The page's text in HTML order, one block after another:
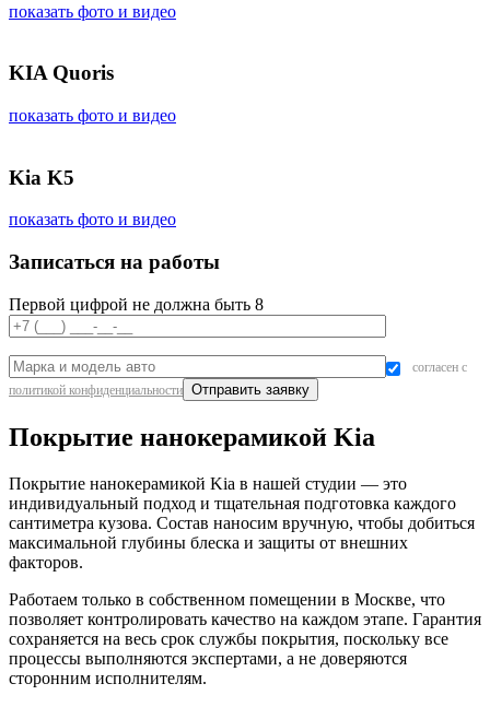
показать фото и видео
KIA Quoris
показать фото и видео
Kia K5
показать фото и видео
Записаться на работы
Первой цифрой не должна быть 8
согласен с
политикой конфиденциальности
Покрытие нанокерамикой Kia
Покрытие нанокерамикой Kia в нашей студии — это
индивидуальный подход и тщательная подготовка каждого
сантиметра кузова. Состав наносим вручную, чтобы добиться
максимальной глубины блеска и защиты от внешних
факторов.
Работаем только в собственном помещении в Москве, что
позволяет контролировать качество на каждом этапе. Гарантия
сохраняется на весь срок службы покрытия, поскольку все
процессы выполняются экспертами, а не доверяются
сторонним исполнителям.